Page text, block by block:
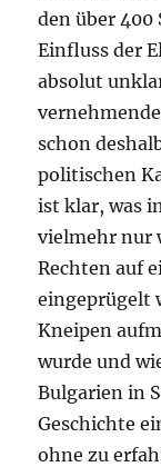
den über 400
Einfluss der
absolut
schon
politischen
ist klar, was
vielmehr nur
Rechten auf
eingeprügelt
Kneipen
wurde und
Bulgarien in
Geschichte
ohne zu